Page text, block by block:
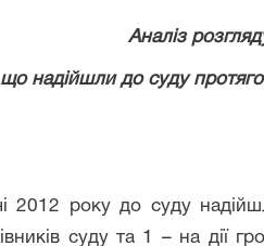
Аналіз
що надійшли до суду
2012 року до суду
суду та 1 – на дії